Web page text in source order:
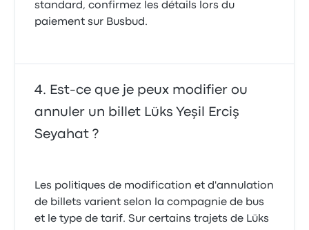
standard, confirmez les détails lors du
paiement sur Busbud.
Est-ce que je peux modifier ou
annuler un billet Lüks Yeşil Erciş
Seyahat ?
Les politiques de modification et d'annulation
de billets varient selon la compagnie de bus
et le type de tarif. Sur certains trajets de Lüks